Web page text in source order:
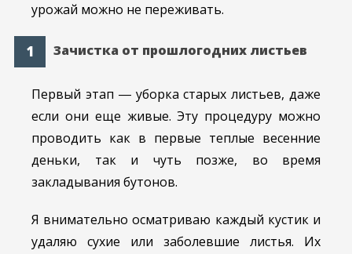
урожай можно не переживать.
Зачистка от прошлогодних листьев
Первый этап ― уборка старых листьев, даже
если они еще живые. Эту процедуру можно
проводить как в первые теплые весенние
деньки, так и чуть позже, во время
закладывания бутонов.
Я внимательно осматриваю каждый кустик и
удаляю сухие или заболевшие листья. Их